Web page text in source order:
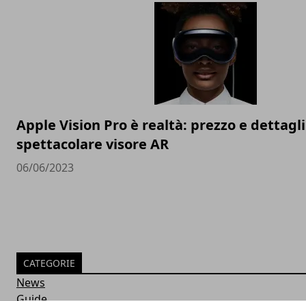
Apple Vision Pro è realtà: prezzo e
spettacolare visore AR
06/06/2023
CATEGORIE
News